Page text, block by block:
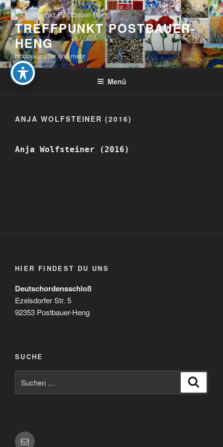
Zum
Inhalt
springenTREFFPUNKT POSTBAUER-
HENG
Hobbykünstler und mehr
Menü
ANJA WOLFSTEINER (2016)
Anja Wolfsteiner (2016)
HIER FINDEST DU UNS
Deutschordensschloß
Ezelsdorfer Str. 5
92353 Postbauer-Heng
SUCHE
nach:
E-